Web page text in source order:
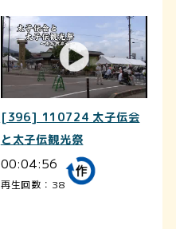
[396] 110724 太子伝会
と太子伝観光祭
00:04:56
再生回数：38